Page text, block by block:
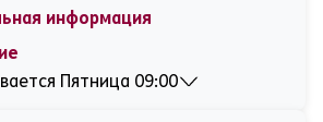
информация
Пятница 09:00